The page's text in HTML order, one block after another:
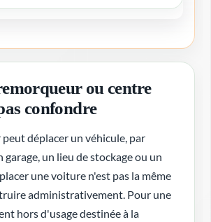
ou centre
confondre
déplacer un véhicule, par
garage, un lieu de stockage ou un
une voiture n'est pas la même
administrativement. Pour une
hors d'usage destinée à la